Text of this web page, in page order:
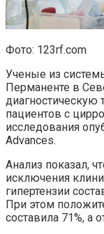
Фото: 123rf.com
Ученые из
Перманенте в
диагностическую
пациентов с
исследования
Advances.
Анализ показал,
исключения
гипертензии
При этом
составила 71%, а